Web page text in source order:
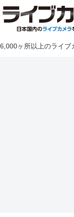
ヶ所以上のライブ